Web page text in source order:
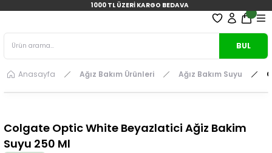
1000 TL ÜZERİ KARGO BEDAVA
BUL
Anasayfa Ağız Bakım Ürünleri Ağız Bakım Suyu
Colgate Optic White Beyazlatici Ağiz Bakim
Suyu 250 Ml